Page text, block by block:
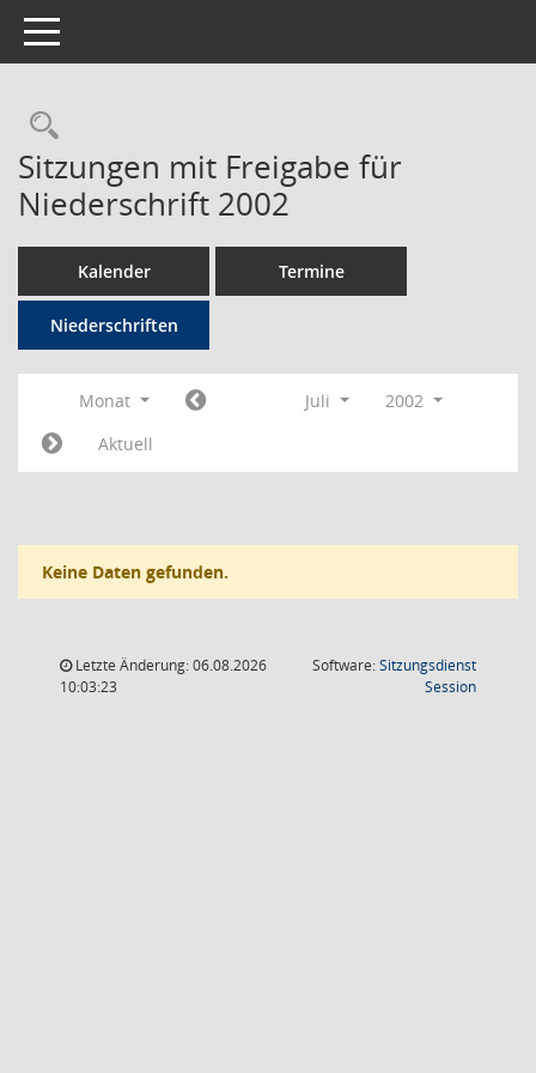
Toggle navigation
Rechercheauswahl
Sitzungen mit Freigabe für
Niederschrift 2002
Kalender Termine
Niederschriften
Monat Juli
2002
Aktuell
Keine Daten gefunden.
Letzte Änderung: 06.08.2026
10:03:23
Software:Sitzungsdienst
Session(Wird in